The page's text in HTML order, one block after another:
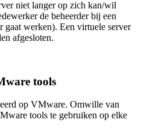
niet langer op zich kan/wil
de beheerder bij een
gaat werken). Een virtuele server
afgesloten.
tools
op VMware. Omwille van
tools te gebruiken op elke